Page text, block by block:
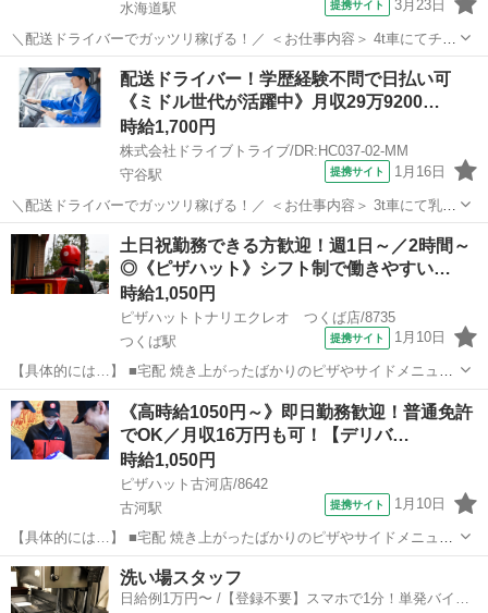
水海道駅
提携サイト 3月23日
＼配送ドライバーでガッツリ稼げる！／ ＜お仕事内容＞ 4t車にてチル
ド品の配送業務 ■車種・内容：DR:4t＋作業 ■商品：食品 ■配送先：ド
ラッグストアのセンター ■配送件数：3件 ＜必須資格＞ 中型免許(8t
限定)...
茨城 常総市 水海道駅 デリバリー
配送ドライバー！学歴経験不問で日払い可
《ミドル世代が活躍中》月収29万9200…
時給1,700円
株式会社ドライブトライブ/DR:HC037-02-MM
守谷駅
提携サイト 1月16日
＼配送ドライバーでガッツリ稼げる！／ ＜お仕事内容＞ 3t車にて乳製
品の配送業務 ■車種・内容：DR:3t＋作業 ■商品：食品 ■配送先：セン
ター ■配送件数：1～2件 ＜必須資格＞ 準中型免許(限定解除済
み)MT ...
茨城 守谷市 守谷駅 デリバリー
土日祝勤務できる方歓迎！週1日～／2時間～
◎《ピザハット》シフト制で働きやすい…
時給1,050円
ピザハットトナリエクレオ つくば店/8735
つくば駅
提携サイト 1月10日
【具体的には…】 ■宅配 焼き上がったばかりのピザやサイドメニュー
を、 美味しくお客様に召し上がっていただくために安全運転で商品を
お届けします。 ①地図で住所とルートをチェック ②オーダーシートに
記載のある商品を保温バッグに...
茨城 つくば市 つくば駅 デリバリー
《高時給1050円～》即日勤務歓迎！普通免許
でOK／月収16万円も可！【デリバ…
時給1,050円
ピザハット古河店/8642
古河駅
提携サイト 1月10日
【具体的には…】 ■宅配 焼き上がったばかりのピザやサイドメニュー
を、 美味しくお客様に召し上がっていただくために安全運転で商品を
お届けします。 ①地図で住所とルートをチェック ②オーダーシートに
記載のある商品を保温バッグに...
茨城 古河市 古河駅
洗い場スタッフ
日給例1万円〜 /【登録不要】スマホで1分！単発バイト